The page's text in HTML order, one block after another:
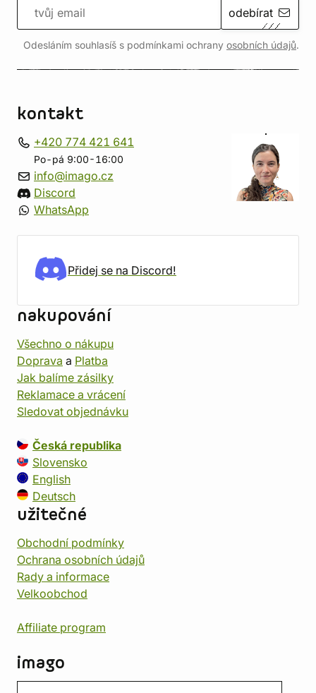
odebírat
Odesláním souhlasíš s podmínkami ochrany osobních údajů.
kontakt
+420 774 421 641
Po-pá 9:00-16:00
info@imago.cz
Discord
WhatsApp
Přidej se na Discord!
nakupování
Všechno o nákupu
Doprava a Platba
Jak balíme zásilky
Reklamace a vrácení
Sledovat objednávku
Česká republika
Slovensko
English
Deutsch
užitečné
Obchodní podmínky
Ochrana osobních údajů
Rady a informace
Velkoobchod
Affiliate program
imago